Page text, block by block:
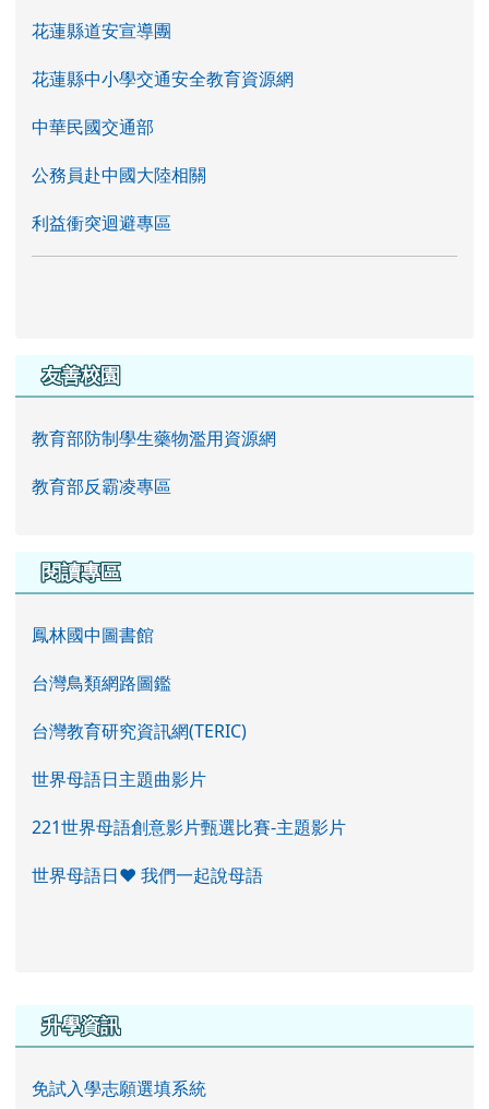
花蓮縣道安宣導團
花蓮縣中小學交通安全教育資源網
中華民國交通部
公務員赴中國大陸相關
利益衝突迴避專區
友善校園
教育部防制學生藥物濫用資源網
教育部反霸凌專區
閱讀專區
鳳林國中圖書館
台灣鳥類網路圖鑑
台灣教育研究資訊網(TERIC)
世界母語日主題曲影片
221世界母語創意影片甄選比賽-主題影片
世界母語日♥ 我們一起說母語
右邊區域內容
升學資訊
免試入學志願選填系統